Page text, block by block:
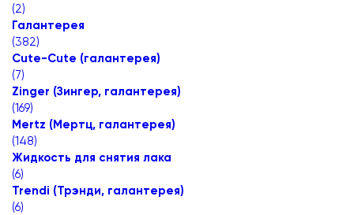
(2)
Галантерея
(382)
Cute-Cute (галантерея)
(7)
Zinger (Зингер, галантерея)
(169)
Mertz (Мертц, галантерея)
(148)
Жидкость для снятия лака
(6)
Trendi (Трэнди, галантерея)
(6)